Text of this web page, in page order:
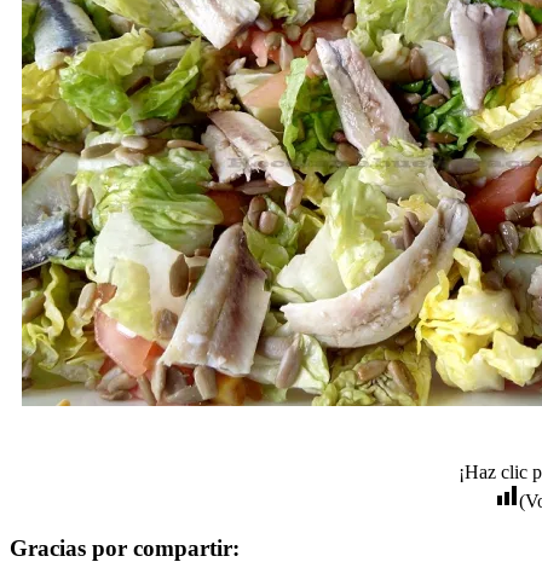
¡Haz clic
Gracias por compartir: